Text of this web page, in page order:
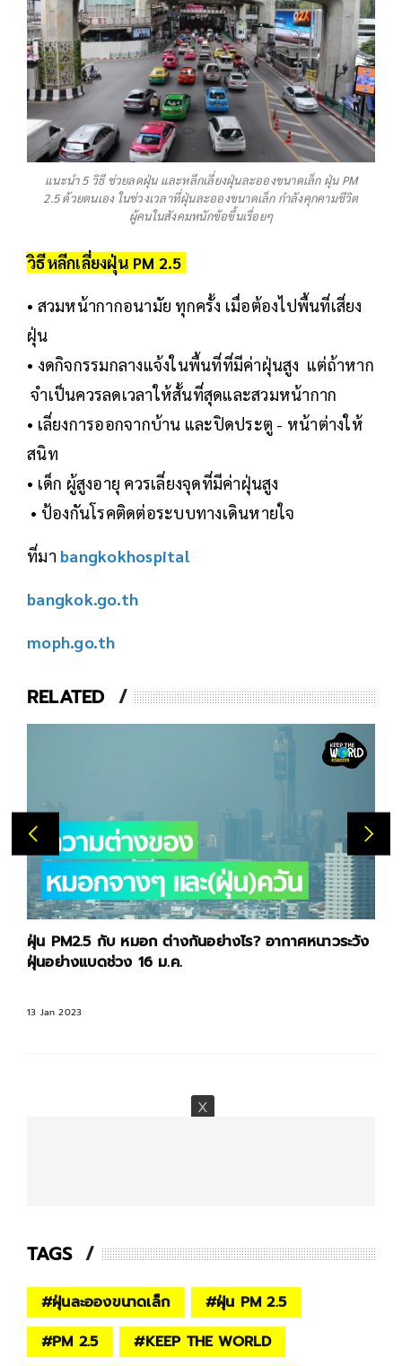
แนะนำ 5 วิธี ช่วยลดฝุ่น และหลีกเลี่ยงฝุ่นละอองขนาดเล็ก ฝุ่น PM
2.5 ด้วยตนเอง ในช่วงเวลาที่ฝุ่นละอองขนาดเล็ก กำลังคุกคามชีวิต
ผู้คนในสังคมหนักข้อขึ้นเรื่อยๆ
วิธีหลีกเลี่ยงฝุ่น PM 2.5
• สวมหน้ากากอนามัย ทุกครั้ง เมื่อต้องไปพื้นที่เสี่ยง
ฝุ่น
• งดกิจกรรมกลางแจ้งในพื้นที่ที่มีค่าฝุ่นสูง แต่ถ้าหาก
จำเป็นควรลดเวลาให้สั้นที่สุดและสวมหน้ากาก
• เลี่ยงการออกจากบ้าน และปิดประตู - หน้าต่างให้
สนิท
• เด็ก ผู้สูงอายุ ควรเลี่ยงจุดที่มีค่าฝุ่นสูง
• ป้องกันโรคติดต่อระบบทางเดินหายใจ
ที่มา bangkokhospital
bangkok.go.th
moph.go.th
RELATED
ฝุ่น PM2.5 กับ หมอก ต่างกันอย่างไร? อากาศหนาวระวัง
ฝุ่นอย่างแบดช่วง 16 ม.ค.
13 Jan 2023
TAGS
#ฝุ่นละอองขนาดเล็ก #ฝุ่น PM 2.5
#PM 2.5 #KEEP THE WORLD